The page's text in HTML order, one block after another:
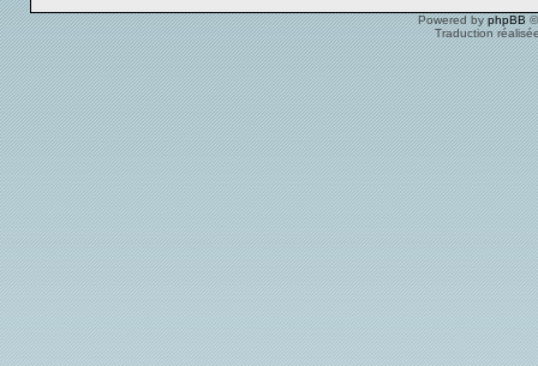
Powered byphpBB©
Traduction